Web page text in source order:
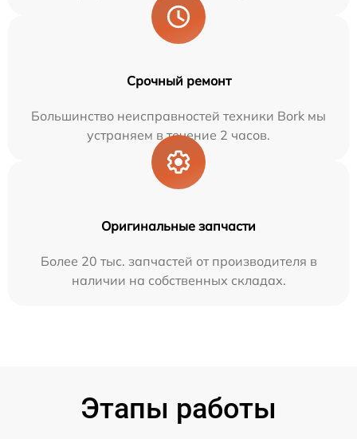
Срочный ремонт
Большинство неисправностей техники Bork мы
устраняем в течение 2 часов.
Оригинальные запчасти
Более 20 тыс. запчастей от производителя в
наличии на собственных складах.
Этапы работы